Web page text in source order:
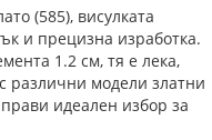
(585), висулката
и прецизна изработка.
1.2 см, тя е лека,
различни модели златни
идеален избор за